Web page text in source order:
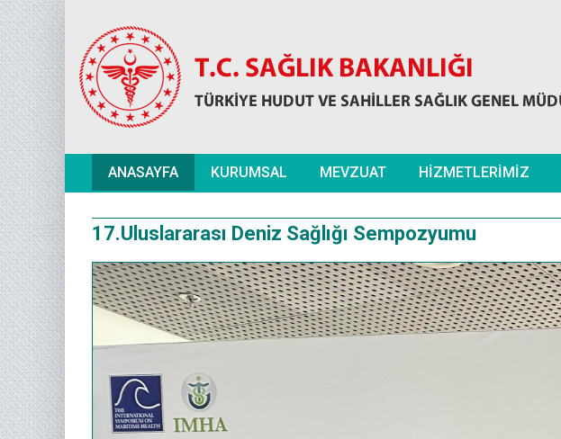
ANASAYFA KURUMSAL MEVZUAT HİZMETLERİMİZ
17.Uluslararası Deniz Sağlığı Sempozyumu